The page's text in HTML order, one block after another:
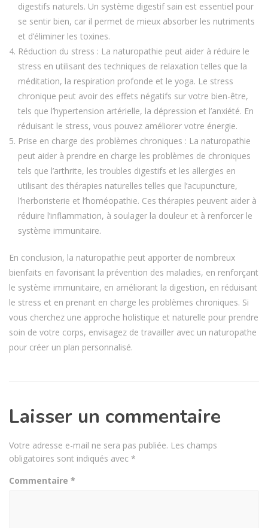
digestifs naturels. Un système digestif sain est essentiel pour
se sentir bien, car il permet de mieux absorber les nutriments
et d’éliminer les toxines.
Réduction du stress : La naturopathie peut aider à réduire le
stress en utilisant des techniques de relaxation telles que la
méditation, la respiration profonde et le yoga. Le stress
chronique peut avoir des effets négatifs sur votre bien-être,
tels que l’hypertension artérielle, la dépression et l’anxiété. En
réduisant le stress, vous pouvez améliorer votre énergie.
Prise en charge des problèmes chroniques : La naturopathie
peut aider à prendre en charge les problèmes de chroniques
tels que l’arthrite, les troubles digestifs et les allergies en
utilisant des thérapies naturelles telles que l’acupuncture,
l’herboristerie et l’homéopathie. Ces thérapies peuvent aider à
réduire l’inflammation, à soulager la douleur et à renforcer le
système immunitaire.
En conclusion, la naturopathie peut apporter de nombreux
bienfaits en favorisant la prévention des maladies, en renforçant
le système immunitaire, en améliorant la digestion, en réduisant
le stress et en prenant en charge les problèmes chroniques. Si
vous cherchez une approche holistique et naturelle pour prendre
soin de votre corps, envisagez de travailler avec un naturopathe
pour créer un plan personnalisé.
Laisser un commentaire
Votre adresse e-mail ne sera pas publiée. Les champs
obligatoires sont indiqués avec *
Commentaire *